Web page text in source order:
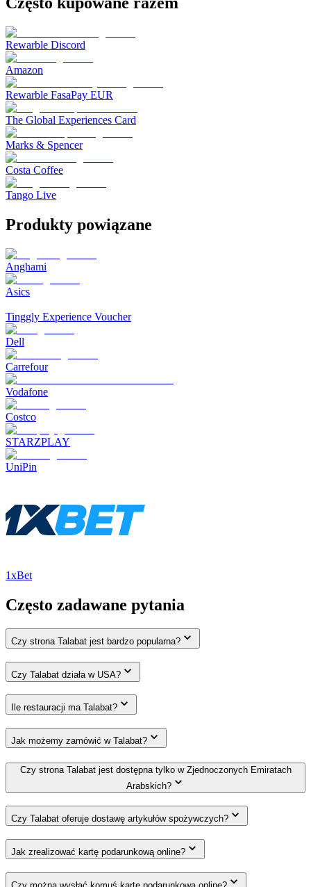
Rewarble Discord
Amazon
Rewarble FasaPay EUR
The Global Experiences Card
Marks & Spencer
Costa Coffee
Tango Live
Produkty powiązane
Anghami
Asics
Tinggly Experience Voucher
Dell
Carrefour
Vodafone
Costco
STARZPLAY
UniPin
1xBet
Często zadawane pytania
Czy strona Talabat jest bardzo popularna?
Czy Talabat działa w USA?
Ile restauracji ma Talabat?
Jak możemy zamówić w Talabat?
Czy strona Talabat jest dostępna tylko w Zjednoczonych Emiratach
Arabskich?
Czy Talabat oferuje dostawę artykułów spożywczych?
Jak zrealizować kartę podarunkową online?